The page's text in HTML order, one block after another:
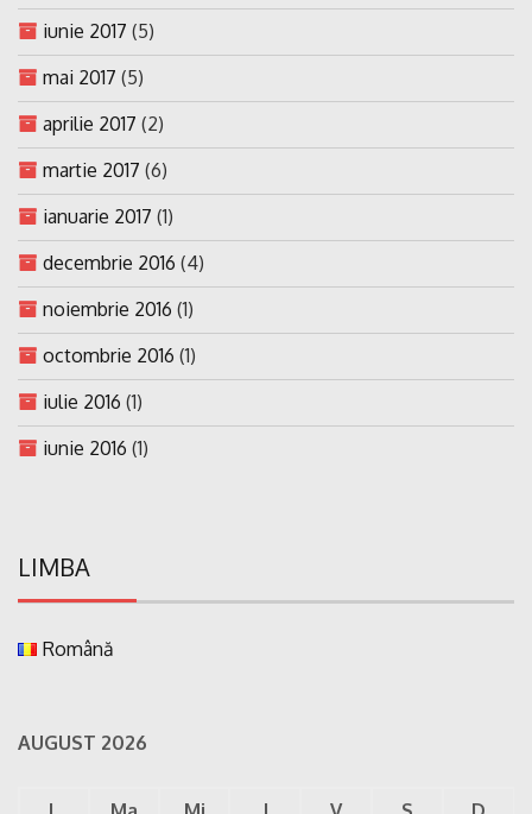
iunie 2017 (5)
mai 2017 (5)
aprilie 2017 (2)
martie 2017 (6)
ianuarie 2017 (1)
decembrie 2016 (4)
noiembrie 2016 (1)
octombrie 2016 (1)
iulie 2016 (1)
iunie 2016 (1)
LIMBA
Română
AUGUST 2026